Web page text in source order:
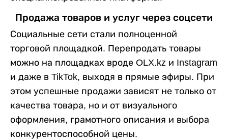
Продажа товаров и услуг через соцсети
Социальные сети стали полноценной
торговой площадкой. Перепродать товары
можно на площадках вроде OLX.kz и Instagram
и даже в TikTok, выходя в прямые эфиры. При
этом успешные продажи зависят не только от
качества товара, но и от визуального
оформления, грамотного описания и выбора
конкурентоспособной цены.